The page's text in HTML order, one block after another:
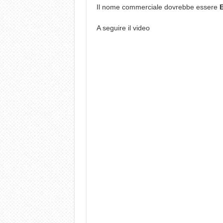
Il nome commerciale dovrebbe essere
A seguire il video